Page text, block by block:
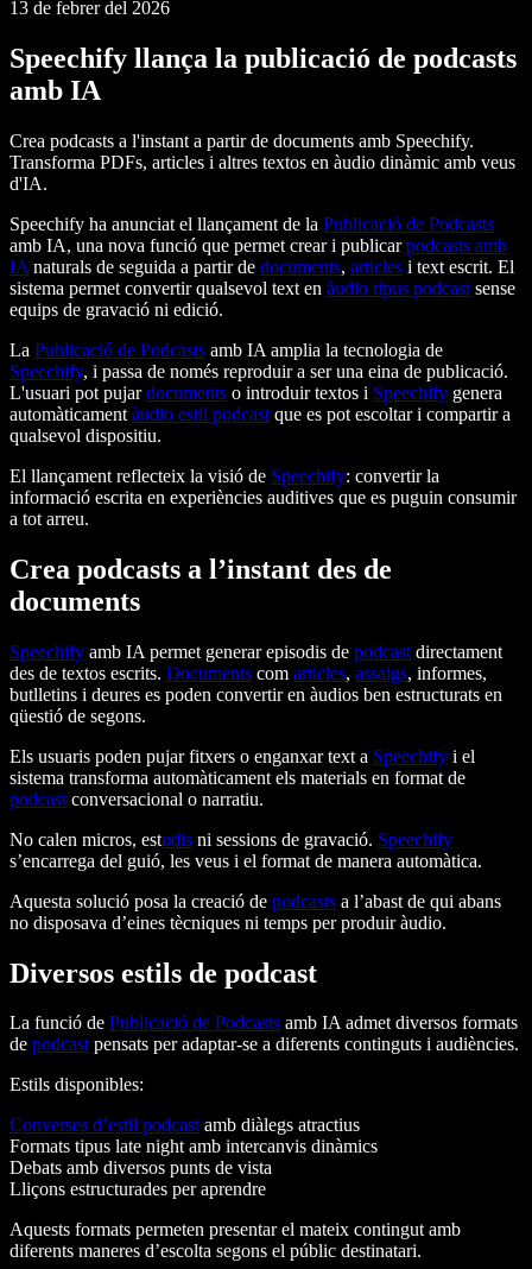
13 de febrer del 2026
Speechify llança la publicació de podcasts
amb IA
Crea podcasts a l'instant a partir de documents amb Speechify.
Transforma PDFs, articles i altres textos en àudio dinàmic amb veus
d'IA.
Speechify ha anunciat el llançament de la Publicació de Podcasts
amb IA, una nova funció que permet crear i publicarpodcasts amb
IA naturals de seguida a partir de documents, articles i text escrit. El
sistema permet convertir qualsevol text en àudio tipus podcast sense
equips de gravació ni edició.
La Publicació de Podcasts amb IA amplia la tecnologia de
Speechify, i passa de només reproduir a ser una eina de publicació.
L'usuari pot pujardocuments o introduir textos i Speechify genera
automàticament àudio estil podcast que es pot escoltar i compartir a
qualsevol dispositiu.
El llançament reflecteix la visió de Speechify: convertir la
informació escrita en experiències auditives que es puguin consumir
a tot arreu.
Crea podcasts a l’instant des de
documents
Speechify amb IA permet generar episodis de podcast directament
des de textos escrits. Documents com articles, assaigs, informes,
butlletins i deures es poden convertir en àudios ben estructurats en
qüestió de segons.
Els usuaris poden pujar fitxers o enganxar text a Speechify i el
sistema transforma automàticament els materials en format de
podcast conversacional o narratiu.
No calen micros, estudis ni sessions de gravació. Speechify
s’encarrega del guió, les veus i el format de manera automàtica.
Aquesta solució posa la creació de podcasts a l’abast de qui abans
no disposava d’eines tècniques ni temps per produir àudio.
Diversos estils de podcast
La funció de Publicació de Podcasts amb IA admet diversos formats
de podcastpensats per adaptar-se a diferents continguts i audiències.
Estils disponibles:
Converses d’estil podcastamb diàlegs atractius
Formats tipus late night amb intercanvis dinàmics
Debats amb diversos punts de vista
Lliçons estructurades per aprendre
Aquests formats permeten presentar el mateix contingut amb
diferents maneres d’escolta segons el públic destinatari.